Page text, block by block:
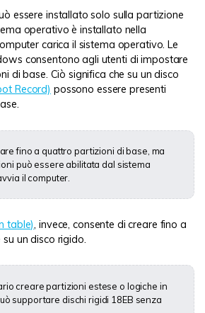
essere installato solo sulla partizione
operativo è installato nella
carica il sistema operativo. Le
consentono agli utenti di impostare
di base. Ciò significa che su un disco
Record) possono essere presenti
fino a quattro partizioni di base, ma
può essere abilitata dal sistema
il computer.
table), invece, consente di creare fino a
un disco rigido.
creare partizioni estese o logiche in
supportare dischi rigidi 18EB senza